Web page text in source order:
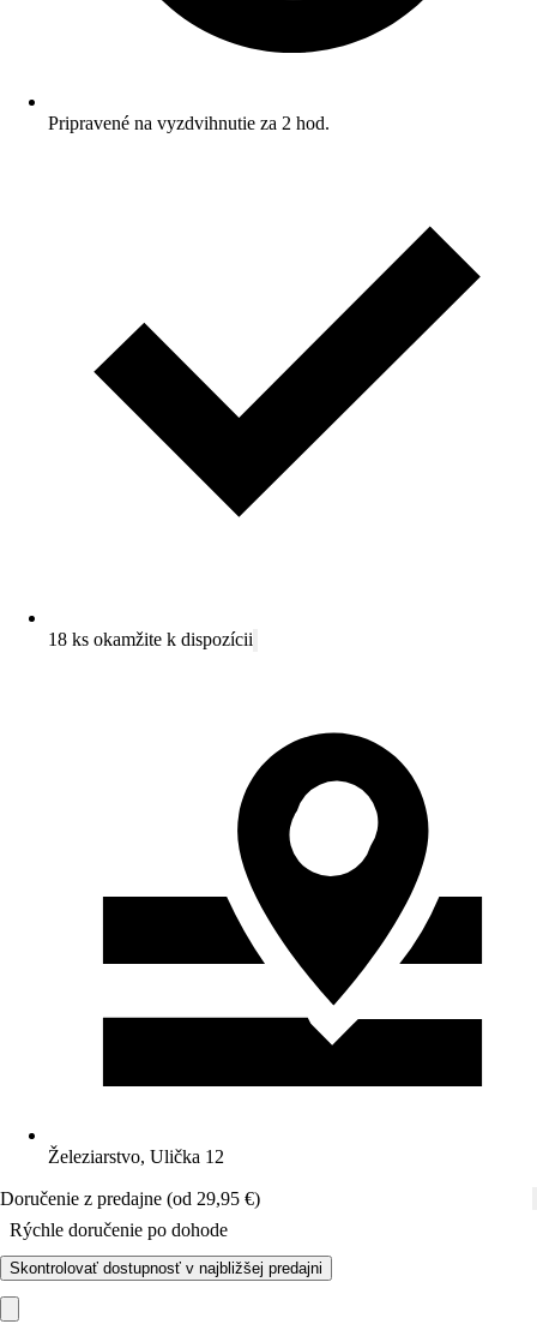
Pripravené na vyzdvihnutie za 2 hod.
18 ks okamžite k dispozícii
Železiarstvo, Ulička 12
Doručenie z predajne (od 29,95 €)
Rýchle doručenie po dohode
Skontrolovať dostupnosť v najbližšej predajni